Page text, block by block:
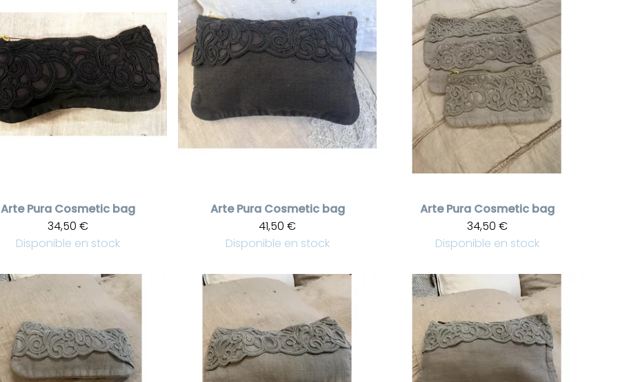
Arte Pura Cosmetic bag
34,50 €
Disponible en stock
Arte Pura Cosmetic bag
41,50 €
Disponible en stock
Arte Pura Cosmetic bag
34,50 €
Disponible en stock